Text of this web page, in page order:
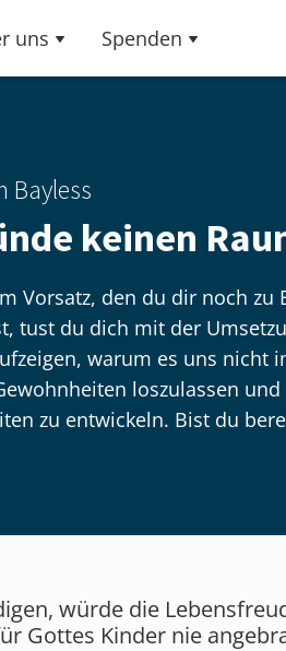
uns Spenden
Bayless
keinen
Vorsatz, den du dir noch zu
tust du dich mit der
warum es uns nicht
loszulassen
zu entwickeln. Bist du
würde die
Gottes Kinder nie